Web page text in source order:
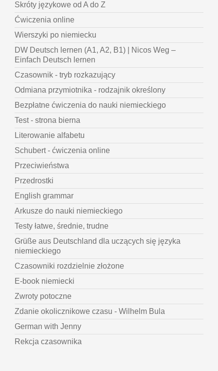
Skróty językowe od A do Z
Ćwiczenia online
Wierszyki po niemiecku
DW Deutsch lernen (A1, A2, B1) | Nicos Weg –
Einfach Deutsch lernen
Czasownik - tryb rozkazujący
Odmiana przymiotnika - rodzajnik określony
Bezpłatne ćwiczenia do nauki niemieckiego
Test - strona bierna
Literowanie alfabetu
Schubert - ćwiczenia online
Przeciwieństwa
Przedrostki
English grammar
Arkusze do nauki niemieckiego
Testy łatwe, średnie, trudne
Grüße aus Deutschland dla uczących się języka
niemieckiego
Czasowniki rozdzielnie złożone
E-book niemiecki
Zwroty potoczne
Zdanie okolicznikowe czasu - Wilhelm Bula
German with Jenny
Rekcja czasownika